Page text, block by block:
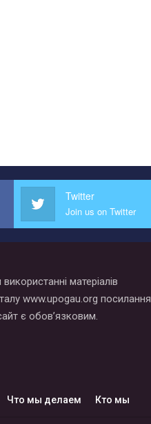
Twitter
Join us on Twitter
використанні матеріалів
www.upogau.org посилання
є обов’язковим.
Что мы делаем Кто мы